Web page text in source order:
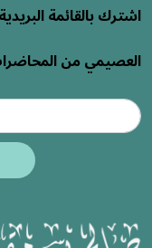
اشترك بالقائمة
العصيمي من